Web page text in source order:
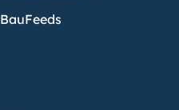
BauFeeds